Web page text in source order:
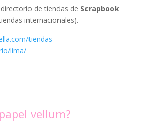
de tiendas de Scrapbook
internacionales).
tiendas-
lima/
vellum?